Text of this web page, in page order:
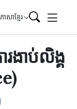
ភាសាខ្មែរ
ងាប់លិង្គ